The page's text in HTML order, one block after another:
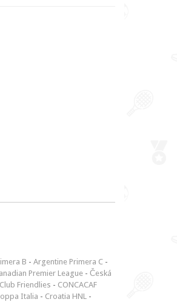
B - Argentine Primera C -
Premier League - Česká
Club Friendlies - CONCACAF
Italia - Croatia HNL -